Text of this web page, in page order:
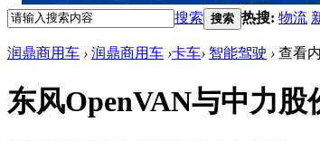
搜索 搜索 热搜: 物流
润鼎商用车 › 润鼎商用车 ›卡车› 智能驾驶 › 查看
东风OpenVAN与中力